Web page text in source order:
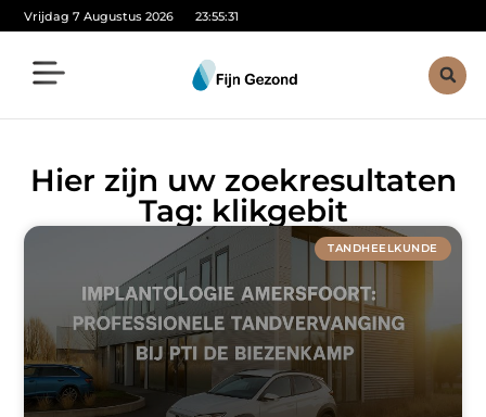
Vrijdag 7 Augustus 2026 23:55:32
Hier zijn uw zoekresultaten
Tag: klikgebit
TANDHEELKUNDE